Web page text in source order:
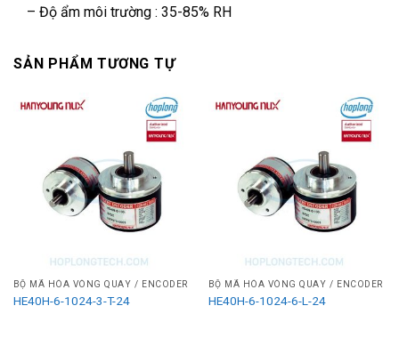
– Độ ẩm môi trường : 35-85% RH
SẢN PHẨM TƯƠNG TỰ
BỘ MÃ HÓA VÒNG QUAY / ENCODER
HE40H-6-1024-3-T-24
BỘ MÃ HÓA VÒNG QUAY / ENCODER
HE40H-6-1024-6-L-24